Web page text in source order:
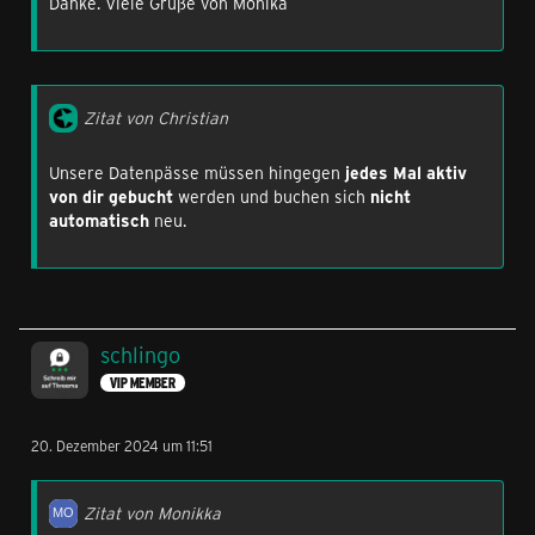
Zitat von Christian
Unsere Datenpässe müssen hingegen jedes Mal aktiv
von dir gebucht werden und buchen sich nicht
automatisch neu.
schlingo
VIP MEMBER
20. Dezember 2024 um 11:51
Zitat von Monikka